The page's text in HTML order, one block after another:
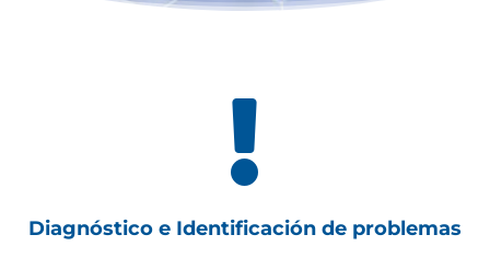

Diagnóstico e Identificación de problemas